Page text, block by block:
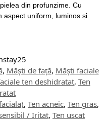
din profunzime. Cu
aspect uniform, luminos și
, Măști de față, Măști faciale
ten deshidratat, Ten
, Ten acneic, Ten gras,
/ Iritat, Ten uscat